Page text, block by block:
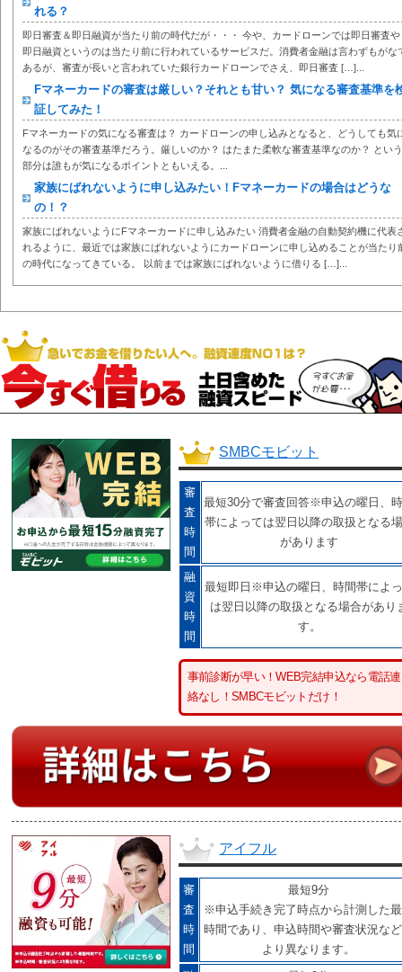
れる？
即日審査＆即日融資が当たり前の時代だが・・・ 今や、カードローンでは即日審査や
即日融資というのは当たり前に行われているサービスだ。消費者金融は言わずもがな
あるが、審査が長いと言われていた銀行カードローンでさえ、即日審査 […]...
Fマネーカードの審査は厳しい？それとも甘い？ 気になる審査基準を
証してみた！
Fマネーカードの気になる審査は？ カードローンの申し込みとなると、どうしても気
なるのがその審査基準だろう。厳しいのか？ はたまた柔軟な審査基準なのか？ という
部分は誰もが気になるポイントともいえる。...
家族にばれないように申し込みたい！Fマネーカードの場合はどうな
の！？
家族にばれないようにFマネーカードに申し込みたい 消費者金融の自動契約機に代表
れるように、最近では家族にばれないようにカードローンに申し込めることが当たり
の時代になってきている。 以前までは家族にばれないように借りる […]...
SMBCモビット
審
査
時
間
最短30分で審査回答※申込の曜日、
帯によっては翌日以降の取扱となる
があります
融
資
時
間
最短即日※申込の曜日、時間帯によ
は翌日以降の取扱となる場合があり
す。
事前診断が早い！WEB完結申込なら電話連
絡なし！SMBCモビットだけ！
アイフル
審
査
時
間
最短9分
※申込手続き完了時点から計測した
時間であり、申込時間や審査状況な
より異なります。